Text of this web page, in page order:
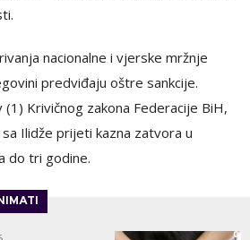
nacionalne i vjerske mržnje
predviđaju oštre sankcije.
(1) Krivičnog zakona Federacije BiH,
Ilidže prijeti kazna zatvora u
do tri godine.
0